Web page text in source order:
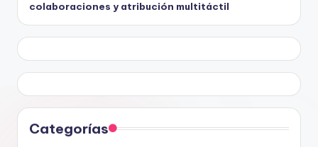
colaboraciones y atribución multitáctil
Categorías